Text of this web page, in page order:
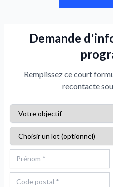
Demande
Remplissez ce court
recontacte